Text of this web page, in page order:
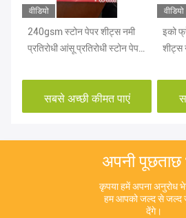
वीडियो
240gsm स्टोन पेपर शीट्स नमी
प्रतिरोधी आंसू प्रतिरोधी स्टोन पेपर
सबसे अच्छी कीमत पाएं
वीडियो
इको
शीट्स
अपनी
कृपया हमें अपना अनुरोध
हम आपको जल्द से जल्द
देंगे।